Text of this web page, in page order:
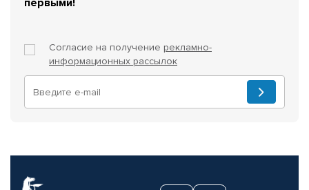
Согласие на получение рекламно-
информационных рассылок